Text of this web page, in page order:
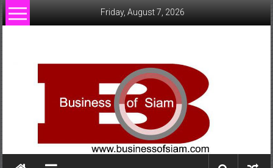
Skip
to
Friday, August 7, 2026